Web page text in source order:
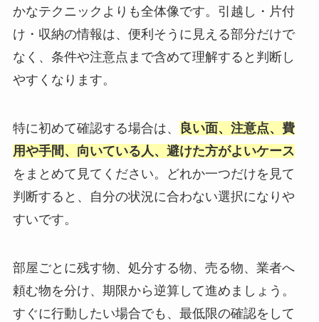
かなテクニックよりも全体像です。引越し・片付
け・収納の情報は、便利そうに見える部分だけで
なく、条件や注意点まで含めて理解すると判断し
やすくなります。
特に初めて確認する場合は、
良い面、注意点、費
用や手間、向いている人、避けた方がよいケース
をまとめて見てください。どれか一つだけを見て
判断すると、自分の状況に合わない選択になりや
すいです。
部屋ごとに残す物、処分する物、売る物、業者へ
頼む物を分け、期限から逆算して進めましょう。
すぐに行動したい場合でも、最低限の確認をして